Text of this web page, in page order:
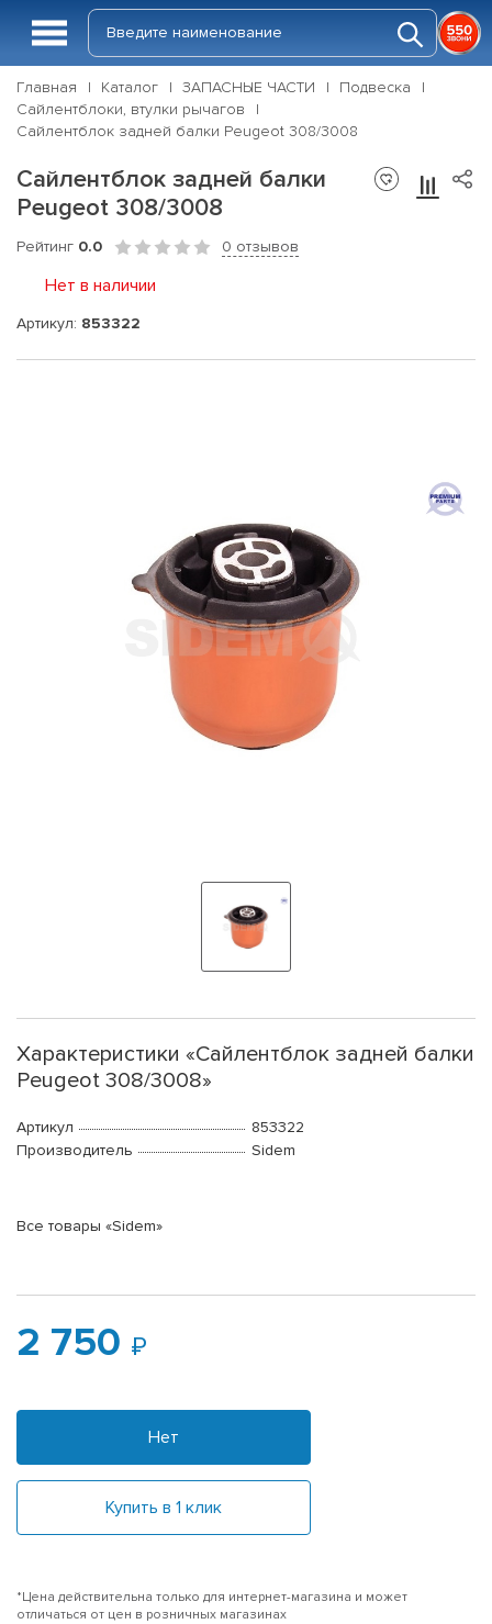
Главная Каталог ЗАПАСНЫЕ ЧАСТИ
Подвеска
Сайлентблоки, втулки рычагов
Сайлентблок задней балки Peugeot 308/3008
Сайлентблок задней балки
Peugeot 308/3008
Рейтинг 0.0 0 отзывов
Нет в наличии
Артикул: 853322
Характеристики «Сайлентблок задней балки
Peugeot 308/3008»
Артикул
853322
Производитель
Sidem
Все товары «Sidem»
2 750
Нет
Купить в 1 клик
*Цена действительна только для интернет-магазина и может
отличаться от цен в розничных магазинах